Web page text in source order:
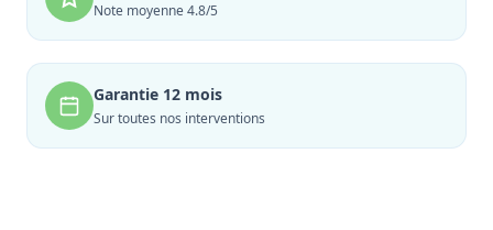
Note moyenne 4.8/5
Garantie 12 mois
Sur toutes nos interventions